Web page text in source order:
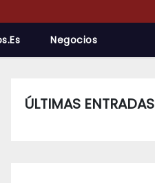
Negocios
ÚLTIMAS ENTRADAS